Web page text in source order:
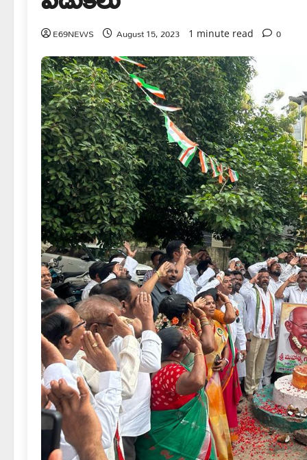
E69NEWS August 15, 2023 1 minute read 0